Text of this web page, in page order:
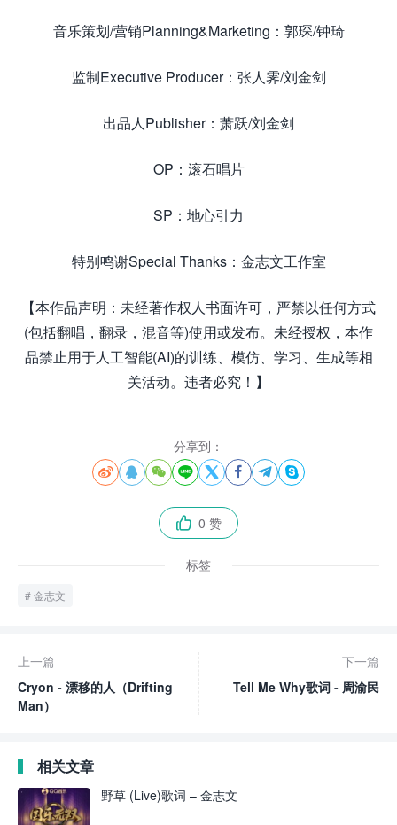
音乐策划/营销Planning&Marketing：郭琛/钟琦
监制Executive Producer：张人霁/刘金剑
出品人Publisher：萧跃/刘金剑
OP：滚石唱片
SP：地心引力
特别鸣谢Special Thanks：金志文工作室
【本作品声明：未经著作权人书面许可，严禁以任何方式
(包括翻唱，翻录，混音等)使用或发布。未经授权，本作
品禁止用于人工智能(AI)的训练、模仿、学习、生成等相
关活动。违者必究！】
分享到：
       
 0 赞
标签
金志文
上一篇
Cryon - 漂移的人（Drifting
Man）
下一篇
Tell Me Why歌词 - 周渝民
相关文章
野草 (Live)歌词 – 金志文